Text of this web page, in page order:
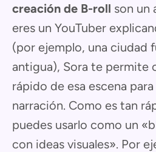
creación de B-roll son un
eres un YouTuber
(por ejemplo, una ciudad
antigua), Sora te permite
rápido de esa escena
narración. Como es tan
puedes usarlo como un
con ideas visuales». Por